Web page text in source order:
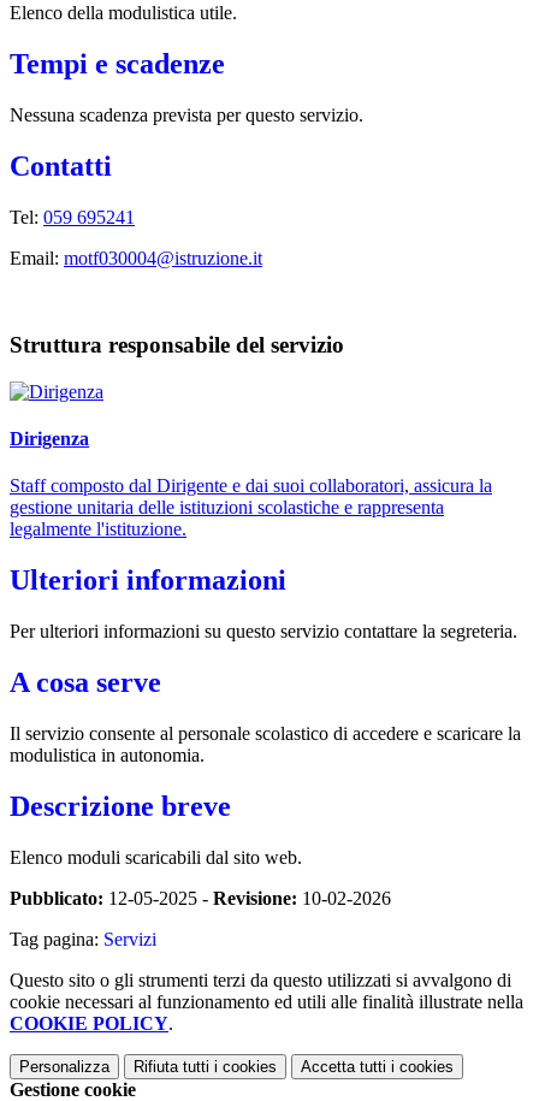
Elenco della modulistica utile.
Tempi e scadenze
Nessuna scadenza prevista per questo servizio.
Contatti
Tel: 059 695241
Email: motf030004@istruzione.it
Struttura responsabile del servizio
Dirigenza
Staff composto dal Dirigente e dai suoi collaboratori, assicura la
gestione unitaria delle istituzioni scolastiche e rappresenta
legalmente l'istituzione.
Ulteriori informazioni
Per ulteriori informazioni su questo servizio contattare la segreteria.
A cosa serve
Il servizio consente al personale scolastico di accedere e scaricare la
modulistica in autonomia.
Descrizione breve
Elenco moduli scaricabili dal sito web.
Pubblicato: 12-05-2025 - Revisione: 10-02-2026
Tag pagina: Servizi
Questo sito o gli strumenti terzi da questo utilizzati si avvalgono di
cookie necessari al funzionamento ed utili alle finalità illustrate nella
COOKIE POLICY.
Personalizza Rifiuta tutti i cookies Accetta tutti i cookies
Gestione cookie